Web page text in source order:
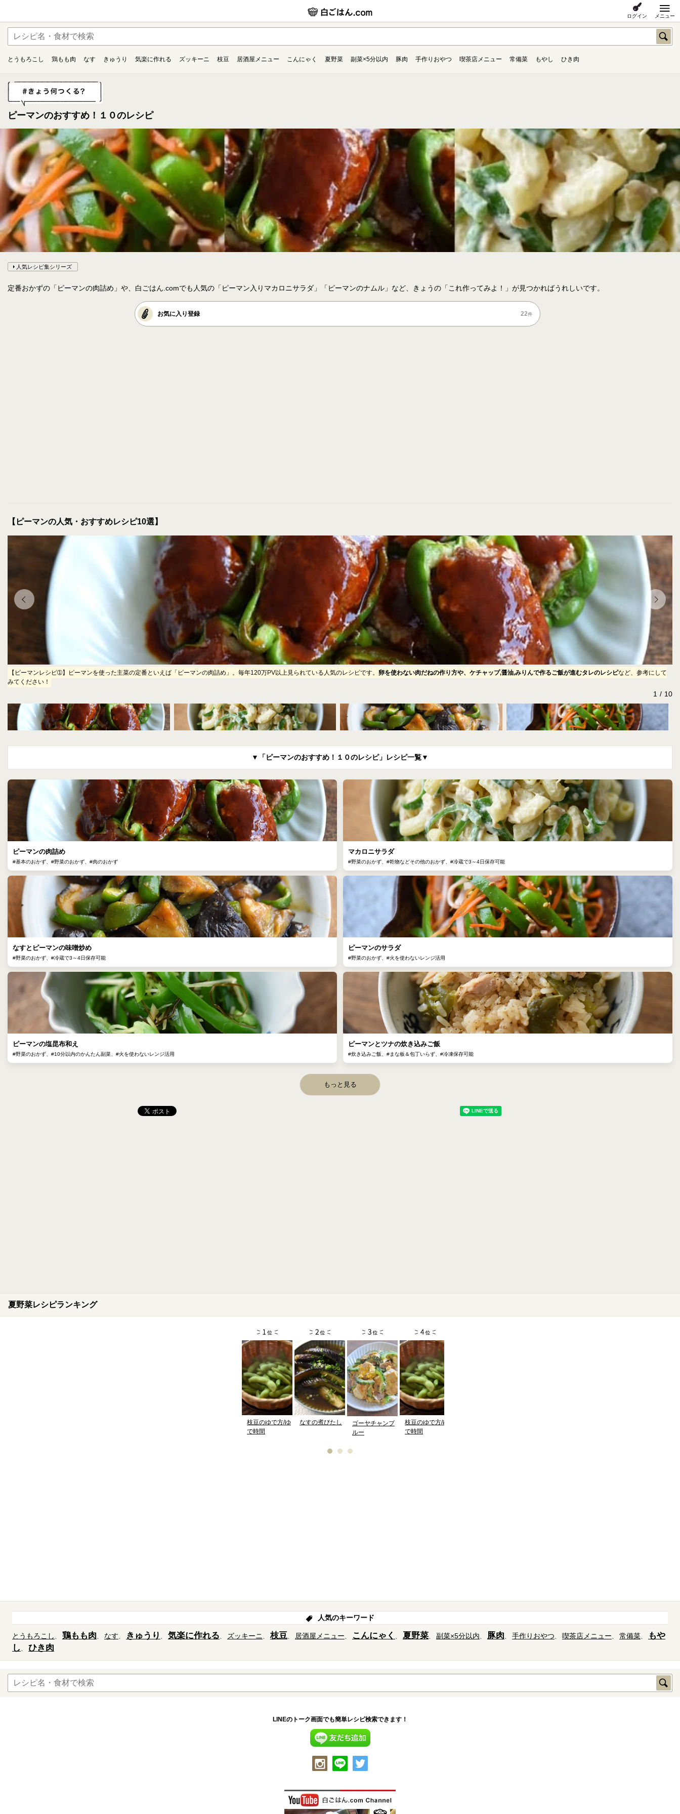
ログイン メニュー
とうもろこし 鶏もも肉 なす きゅうり 気楽に作れる ズッキーニ 枝豆 居酒屋メニュー こんにゃく 夏野菜 副菜×5分以内 豚肉 手作りおやつ 喫茶店メニュー 常備菜 もやし ひき肉
ピーマンのおすすめ！１０のレシピ
人気レシピ集シリーズ
定番おかずの「ピーマンの肉詰め」や、白ごはん.comでも人気の「ピーマン入りマカロニサラダ」「ピーマンのナムル」など、きょうの「これ作ってみよ！」が見つかればうれしいです。
お気に入り登録 22件
【ピーマンの人気・おすすめレシピ10選】
【ピーマンレシピ➀】ピーマンを使った主菜の定番といえば「ピーマンの肉詰め」。毎年120万PV以上見られている人気のレシピです。 卵を使わない肉だねの作り方や、ケチャップ,醤油,みりんで作るご飯が進むタレのレシピなど、参考にして
みてください！
1 10
▼「ピーマンのおすすめ！１０のレシピ」レシピ一覧▼
ピーマンの肉詰め
#基本のおかず、#野菜のおかず、#肉のおかず
マカロニサラダ
#野菜のおかず、#乾物などその他のおかず、#冷蔵で3～4日保存可能
なすとピーマンの味噌炒め
#野菜のおかず、#冷蔵で3～4日保存可能
ピーマンのサラダ
#野菜のおかず、#火を使わないレンジ活用
ピーマンの塩昆布和え
#野菜のおかず、#10分以内のかんたん副菜、#火を使わないレンジ活用
ピーマンとツナの炊き込みご飯
#炊き込みご飯、#まな板＆包丁いらず、#冷凍保存可能
もっと見る
夏野菜レシピランキング
枝豆のゆで方/ゆ
で時間
なすの煮びたし
ゴーヤチャンプ
ルー
枝豆のゆで方/ゆ
で時間
人気のキーワード
とうもろこし 鶏もも肉 なす きゅうり 気楽に作れる ズッキーニ 枝豆 居酒屋メニュー こんにゃく 夏野菜 副菜×5分以内 豚肉 手作りおやつ 喫茶店メニュー 常備菜
もや
し
ひき肉
LINEのトーク画面でも簡単レシピ検索できます！